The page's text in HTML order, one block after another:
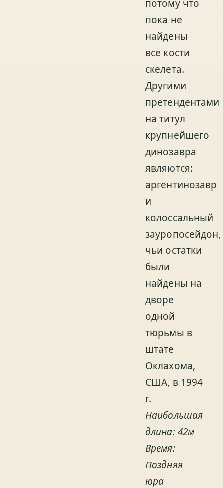
потому что
пока не
найдены
все кости
скелета.
Другими
претендентами
на титул
крупнейшего
динозавра
являются:
аргентинозавр
и
колоссальный
зауропосейдон,
чьи остатки
были
найдены на
дворе
одной
тюрьмы в
штате
Оклахома,
США, в 1994
г.
Наибольшая
длина: 42м
Время:
Поздняя
юра